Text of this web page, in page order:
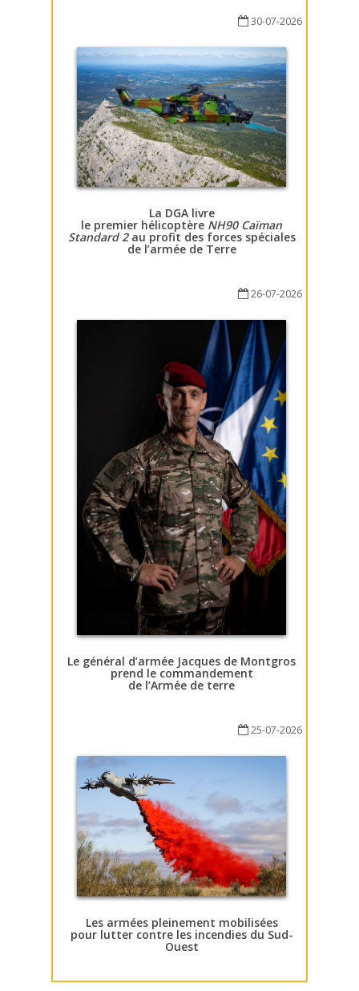
30-07-2026
La DGA livre
le premier hélicoptère NH90 Caïman
Standard 2au profit des forces spéciales
de l’armée de Terre
26-07-2026
Le général d’armée Jacques de Montgros
prend le commandement
de l’Armée de terre
25-07-2026
Les armées pleinement mobilisées
pour lutter contre les incendies du Sud-
Ouest